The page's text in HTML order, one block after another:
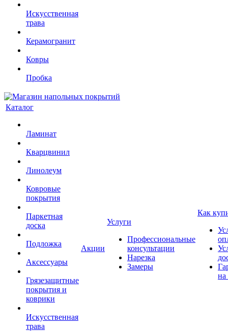
Искусственная
трава
Керамогранит
Ковры
Пробка
Каталог
Ламинат
Кварцвинил
Линолеум
Ковровые
покрытия
Паркетная
доска
Подложка
Аксессуары
Грязезащитные
покрытия и
коврики
Искусственная
трава
Акции
Услуги
Профессиональные
консультации
Нарезка
Замеры
Как
на